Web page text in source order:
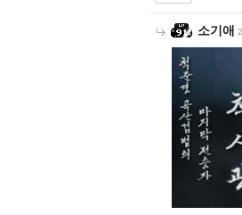
소기애